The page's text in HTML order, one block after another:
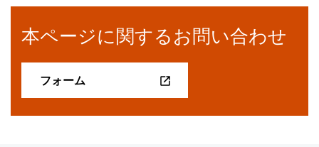
本ページに関するお問い合わせ
フォーム